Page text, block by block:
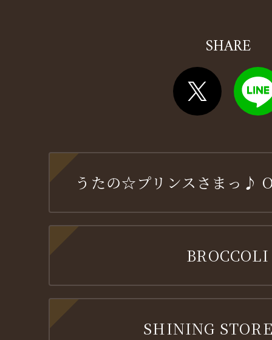
SHARE
うたの☆プリンスさまっ♪
BROCCOLI
SHINING